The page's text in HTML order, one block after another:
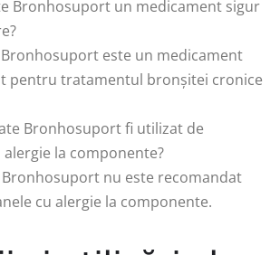
Bronhosuport un medicament sigur
Bronhosuport este un medicament
pentru tratamentul bronșitei cronice
Bronhosuport fi utilizat de
la componente?
Bronhosuport nu este recomandat
cu alergie la componente.